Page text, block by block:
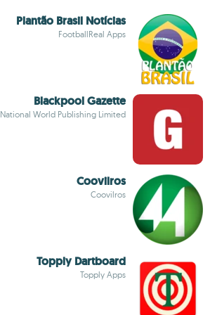
Plantão Brasil Notícias
FootballReal Apps
Blackpool Gazette
National World Publishing Limited
Coovilros
Coovilros
Topply Dartboard
Topply Apps